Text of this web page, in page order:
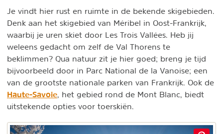
Je vindt hier rust en ruimte in de bekende skigebieden.
Denk aan het skigebied van Méribel in Oost-Frankrijk,
waarbij je uren skiet door Les Trois Vallées. Heb jij
weleens gedacht om zelf de Val Thorens te
beklimmen? Qua natuur zit je hier goed; breng je tijd
bijvoorbeeld door in Parc National de la Vanoise; een
van de grootste nationale parken van Frankrijk. Ook de
Haute-Savoie , het gebied rond de Mont Blanc, biedt
uitstekende opties voor toerskiën.